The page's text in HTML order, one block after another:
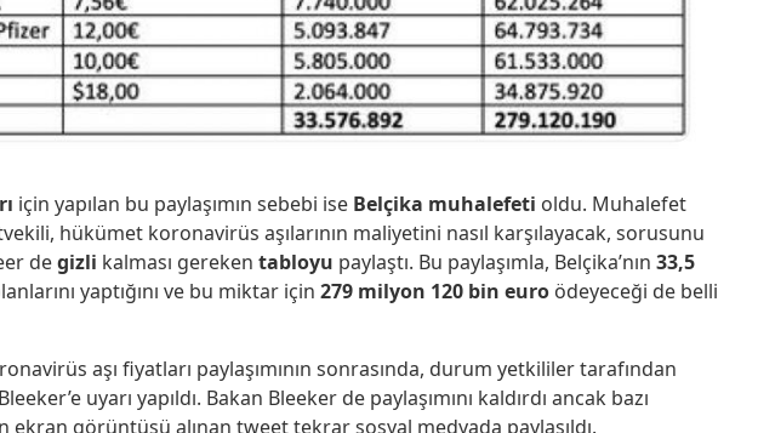
için yapılan bu paylaşımın sebebi ise Belçika muhalefeti oldu. Muhalefet
hükümet koronavirüs aşılarının maliyetini nasıl karşılayacak, sorusunu
degizli kalması gereken tabloyu paylaştı. Bu paylaşımla, Belçika’nın 33,5
yaptığını ve bu miktar için 279 milyon 120 bin euro ödeyeceği de belli
aşı fiyatları paylaşımının sonrasında, durum yetkililer tarafından
uyarı yapıldı. Bakan Bleeker de paylaşımını kaldırdı ancak bazı
ekran görüntüsü alınan tweet tekrar sosyal medyada paylaşıldı.